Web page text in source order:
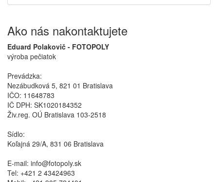
Ako nás nakontaktujete
Eduard Polakovič - FOTOPOLY
výroba pečiatok
Prevádzka:
Nezábudková 5, 821 01 Bratislava
IČO: 11648783
IČ DPH: SK1020184352
Živ.reg. OÚ Bratislava 103-2518
Sídlo:
Koľajná 29/A, 831 06 Bratislava
E-mail: info@fotopoly.sk
Tel: +421 2 43424963